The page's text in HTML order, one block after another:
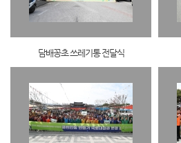
담배꽁초 쓰레기통 전달식